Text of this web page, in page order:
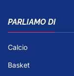
PARLIAMO DI
Calcio
Basket